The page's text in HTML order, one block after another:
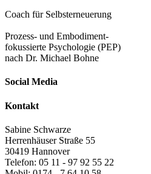
Coach für Selbsterneuerung
Prozess- und Embodiment-
fokussierte Psychologie (PEP)
nach Dr. Michael Bohne
Social Media
Kontakt
Sabine Schwarze
Herrenhäuser Straße 55
30419 Hannover
Telefon: 05 11 - 97 92 55 22